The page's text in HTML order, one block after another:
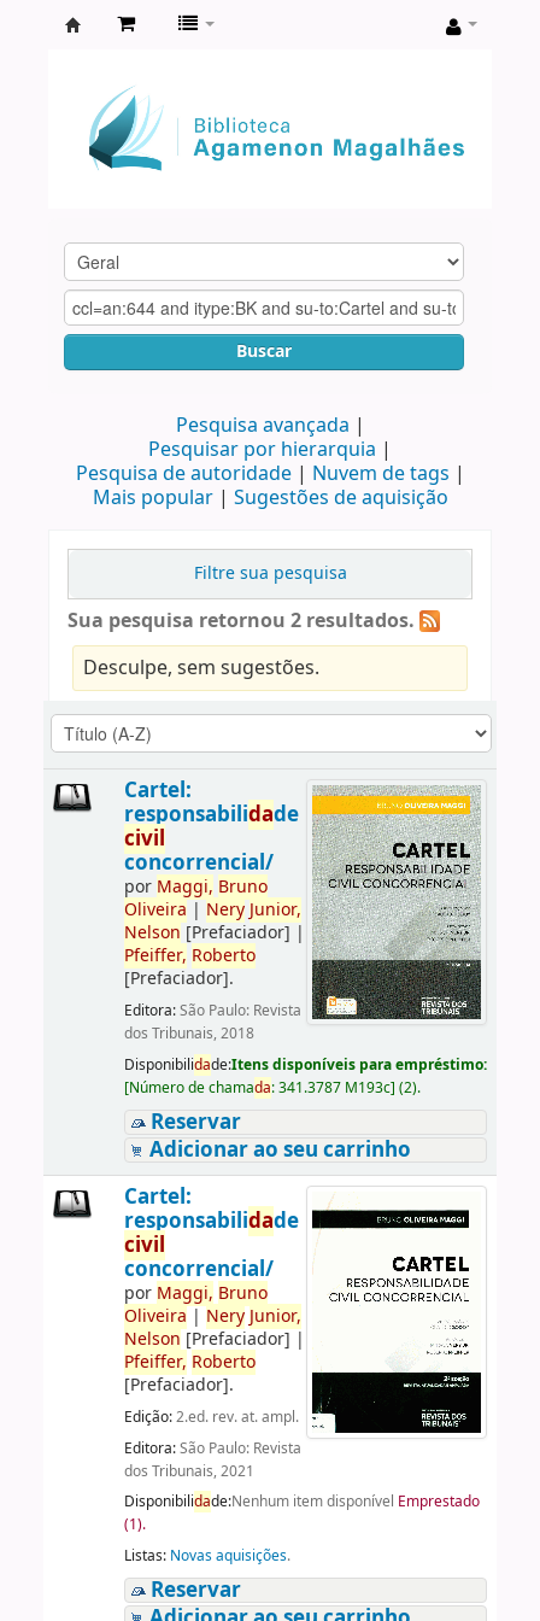
Agamenon
Magalhães
Buscar
Pesquisa avançada
Pesquisar por hierarquia
Pesquisa de autoridade
Nuvem de tags
Mais popular
Sugestões de aquisição
Filtre sua pesquisa
Sua pesquisa retornou 2 resultados.
Desculpe, sem sugestões.
Cartel:
responsabilidade
civil
concorrencial/
por Maggi, Bruno
Oliveira | Nery Junior,
Nelson [Prefaciador] |
Pfeiffer, Roberto
[Prefaciador].
Editora:São Paulo: Revista
dos Tribunais, 2018
Disponibilidade:Itens disponíveis para empréstimo:
[Número de chamada:341.3787 M193c] (2).
Reservar
Adicionar ao seu carrinho
Cartel:
responsabilidade
civil
concorrencial/
por Maggi, Bruno
Oliveira | Nery Junior,
Nelson [Prefaciador] |
Pfeiffer, Roberto
[Prefaciador].
Edição:2.ed. rev. at. ampl.
Editora:São Paulo: Revista
dos Tribunais, 2021
Disponibilidade:Nenhum item disponível Emprestado
(1).
Listas: Novas aquisições.
Reservar